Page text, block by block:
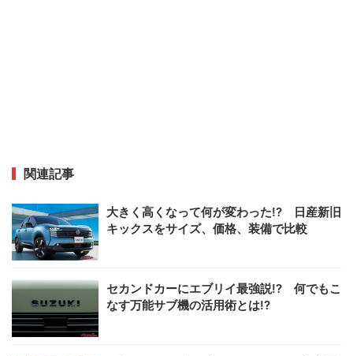
関連記事
大きく高くなって何が変わった!? 日産新旧
キックスをサイズ、価格、装備で比較
セカンドカーにエブリイ最強説!? 何でもこ
なす万能サブ機の活用術とは!?